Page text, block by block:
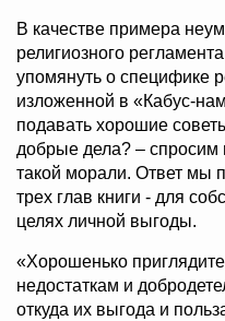
В качестве примера
религиозного
упомянуть о специфике
изложенной в «Кабус-
подавать хорошие
добрые дела? – спросим
такой морали. Ответ мы
трех глав книги - для
целях личной выгоды.
«Хорошенько
недостаткам и
откуда их выгода и